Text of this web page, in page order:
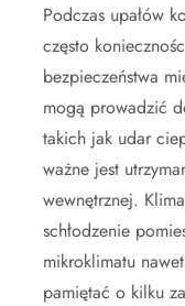
Podczas upałów
często
bezpieczeństwa
mogą prowadzić
takich jak udar
ważne jest
wewnętrznej.
schłodzenie
mikroklimatu
pamiętać o kilku